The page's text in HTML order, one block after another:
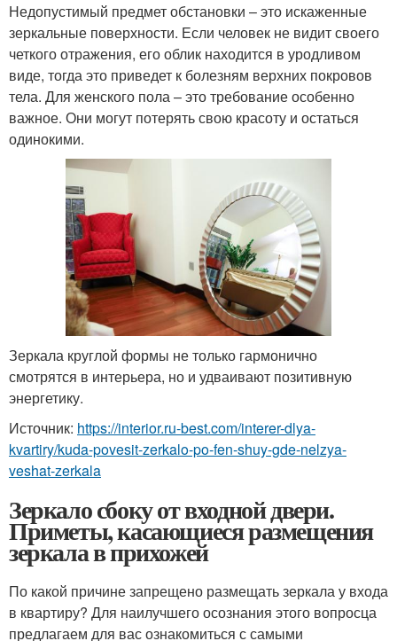
Недопустимый предмет обстановки – это искаженные
зеркальные поверхности. Если человек не видит своего
четкого отражения, его облик находится в уродливом
виде, тогда это приведет к болезням верхних покровов
тела. Для женского пола – это требование особенно
важное. Они могут потерять свою красоту и остаться
одинокими.
Зеркала круглой формы не только гармонично
смотрятся в интерьера, но и удваивают позитивную
энергетику.
Источник: https://interior.ru-best.com/interer-dlya-
kvartiry/kuda-povesit-zerkalo-po-fen-shuy-gde-nelzya-
veshat-zerkala
Зеркало сбоку от входной двери.
Приметы, касающиеся размещения
зеркала в прихожей
По какой причине запрещено размещать зеркала у входа
в квартиру? Для наилучшего осознания этого вопросца
предлагаем для вас ознакомиться с самыми